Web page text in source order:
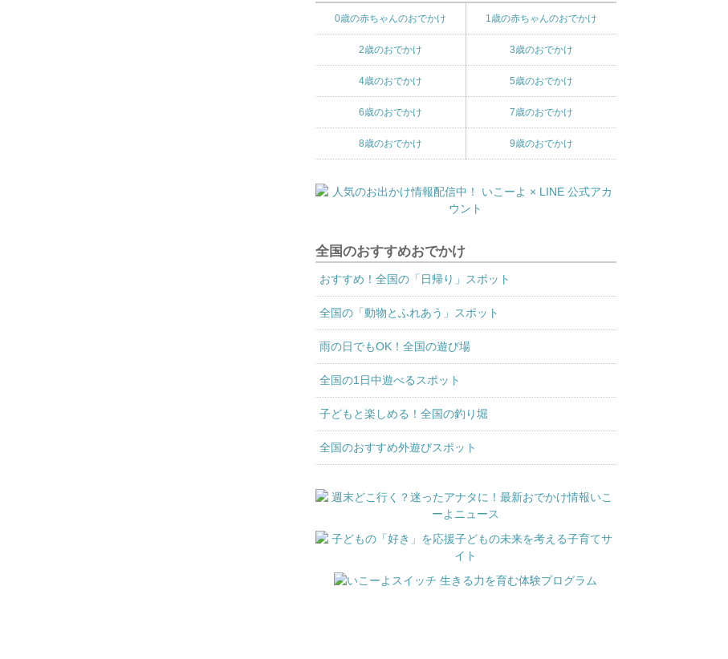
0歳の赤ちゃんのおでかけ 1歳の赤ちゃんのおでかけ
2歳のおでかけ 3歳のおでかけ
4歳のおでかけ 5歳のおでかけ
6歳のおでかけ 7歳のおでかけ
8歳のおでかけ 9歳のおでかけ
全国のおすすめおでかけ
おすすめ！全国の「日帰り」スポット
全国の「動物とふれあう」スポット
雨の日でもOK！全国の遊び場
全国の1日中遊べるスポット
子どもと楽しめる！全国の釣り堀
全国のおすすめ外遊びスポット